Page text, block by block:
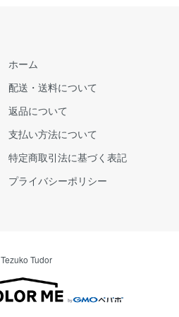
ホーム
配送・送料について
返品について
支払い方法について
特定商取引法に基づく表記
プライバシーポリシー
Tezuko Tudor